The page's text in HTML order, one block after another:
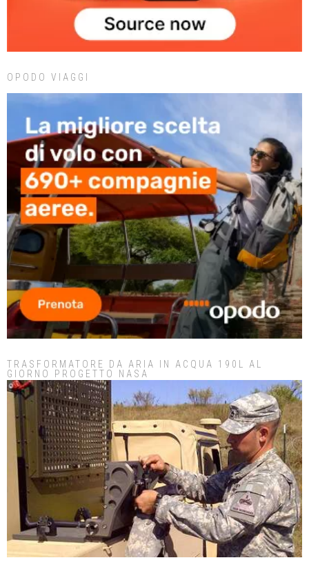
OPODO VIAGGI
TRASFORMATORE DA ARIA IN ACQUA 190L AL
GIORNO PROGETTO NASA